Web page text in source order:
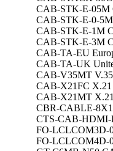
CAB-STK-E-05M
CAB-STK-E-0-5M
CAB-STK-E-1M
CAB-STK-E-3M
CAB-TA-EU
CAB-TA-UK
CAB-V35MT V.35
CAB-X21FC X.21
CAB-X21MT
CBR-CABLE-
CTS-CAB-HDMI-
FO-LCLCOM3D-
FO-LCLCOM4D-